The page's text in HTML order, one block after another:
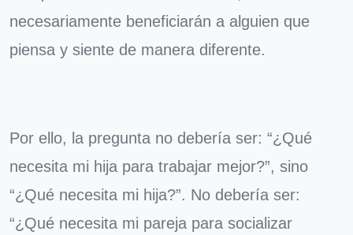
necesariamente beneficiarán a alguien que
piensa y siente de manera diferente.
Por ello, la pregunta no debería ser: “¿Qué
necesita mi hija para trabajar mejor?”, sino
“¿Qué necesita mi hija?”. No debería ser:
“¿Qué necesita mi pareja para socializar